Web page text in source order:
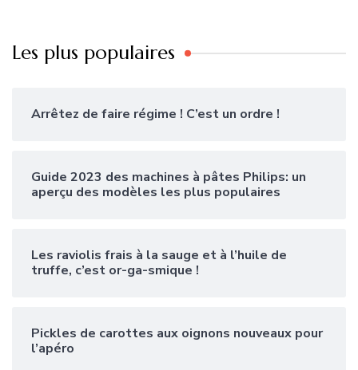
Les plus populaires
Arrêtez de faire régime ! C’est un ordre !
Guide 2023 des machines à pâtes Philips: un
aperçu des modèles les plus populaires
Les raviolis frais à la sauge et à l’huile de
truffe, c’est or-ga-smique !
Pickles de carottes aux oignons nouveaux pour
l’apéro